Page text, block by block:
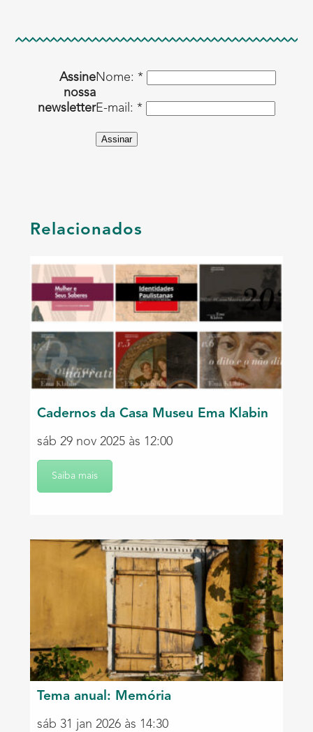
Assine
nossa
newsletter
Nome: *
E-mail: *
Assinar
Relacionados
Cadernos da Casa Museu Ema Klabin
sáb 29 nov 2025 às 12:00
Saiba mais
Tema anual: Memória
sáb 31 jan 2026 às 14:30